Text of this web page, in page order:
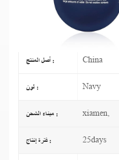
النظام (موك) : 1000
TT
أصل المنتج : China
لون : Navy
ميناء الشحن : xiamen,
فترة إنتاج : 25days